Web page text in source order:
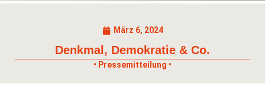
März 6, 2024
Denkmal, Demokratie & Co.
• Pressemitteilung •